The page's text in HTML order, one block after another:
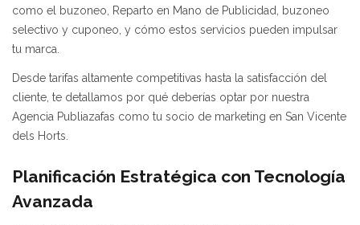
como el buzoneo, Reparto en Mano de Publicidad, buzoneo
selectivo y cuponeo, y cómo estos servicios pueden impulsar
tu marca.
Desde tarifas altamente competitivas hasta la satisfacción del
cliente, te detallamos por qué deberías optar por nuestra
Agencia Publiazafas como tu socio de marketing en San Vicente
dels Horts.
Planificación Estratégica con Tecnología
Avanzada